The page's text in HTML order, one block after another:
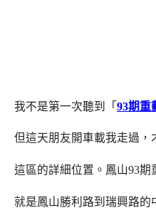
我不是第一次聽到「 93期重
但這天朋友開車載我走過，
這區的詳細位置。鳳山93期
就是鳳山勝利路到瑞興路的